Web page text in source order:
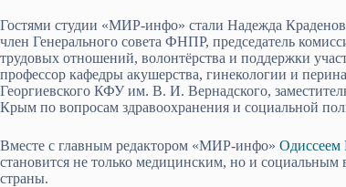
Гостями студии «МИР-инфо» стали Надежда
член Генерального совета ФНПР, председатель
трудовых отношений, волонтёрства и поддержки
профессор кафедры акушерства, гинекологии и
Георгиевского КФУ им. В. И. Вернадского,
Крым по вопросам здравоохранения и социальной
Вместе с главным редактором «МИР-инфо» Одиссеем
становится не только медицинским, но и
страны.